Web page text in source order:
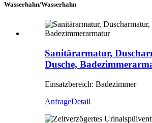
Wasserhahn/Wasserhahn
Sanitärarmatur,
Dusche,
Einsatzbereich: Badezimmer
AnfrageDetail